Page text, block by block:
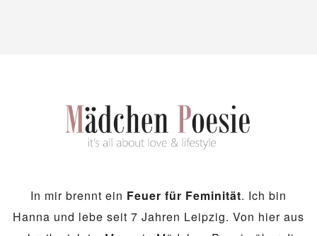
In mir brennt ein Feuer für Feminität. Ich bin
Hanna und lebe seit 7 Jahren Leipzig. Von hier aus